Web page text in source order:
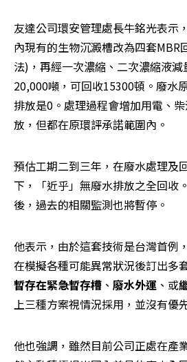
友達公司環安管理處長牛銘光表示
內現有的生物沉澱槽改為四套MBR
法)，再經一次濃縮、二次濃縮液
20,000噸，可回收15300頓。廢水
排放是0。處理過程會增加用電、
放，但都在原環評承諾範圍內。
預估工期二到三年，在廢水處理及
下，「近乎」無廢水排放之全回收
後，過去的相關監測也將暫停。
他表示，由於這套技術是台灣首例
在模擬各種可能異常狀況後訂出多
暫存在緊急暫存槽 、 廢水外運 、或
上三種方案視情況採用，並沒有優
他也強調，雖然目前公司正處在產